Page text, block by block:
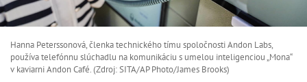
Hanna Peterssonová, členka technického tímu spoločnosti Andon Labs,
používa telefónnu slúchadlu na komunikáciu s umelou inteligenciou „Mona“
v kaviarni Andon Café. (Zdroj: SITA/AP Photo/James Brooks)